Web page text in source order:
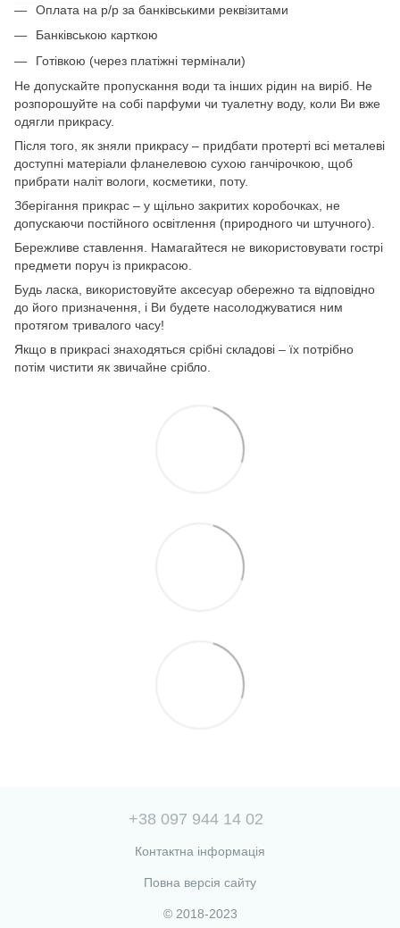
Оплата на р/р за банківськими реквізитами
Банківською карткою
Готівкою (через платіжні термінали)
Не допускайте пропускання води та інших рідин на виріб. Не
розпорошуйте на собі парфуми чи туалетну воду, коли Ви вже
одягли прикрасу.
Після того, як зняли прикрасу – придбати протерті всі металеві
доступні матеріали фланелевою сухою ганчірочкою, щоб
прибрати наліт вологи, косметики, поту.
Зберігання прикрас – у щільно закритих коробочках, не
допускаючи постійного освітлення (природного чи штучного).
Бережливе ставлення. Намагайтеся не використовувати гострі
предмети поруч із прикрасою.
Будь ласка, використовуйте аксесуар обережно та відповідно
до його призначення, і Ви будете насолоджуватися ним
протягом тривалого часу!
Якщо в прикрасі знаходяться срібні складові – їх потрібно
потім чистити як звичайне срібло.
+38 097 944 14 02
Контактна інформація
Повна версія сайту
© 2018-2023